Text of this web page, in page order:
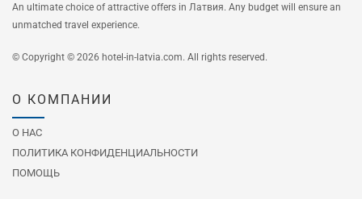
An ultimate choice of attractive offers in Латвия. Any budget will ensure an
unmatched travel experience.
© Copyright © 2026 hotel-in-latvia.com. All rights reserved.
О КОМПАНИИ
О НАС
ПОЛИТИКА КОНФИДЕНЦИАЛЬНОСТИ
ПОМОЩЬ